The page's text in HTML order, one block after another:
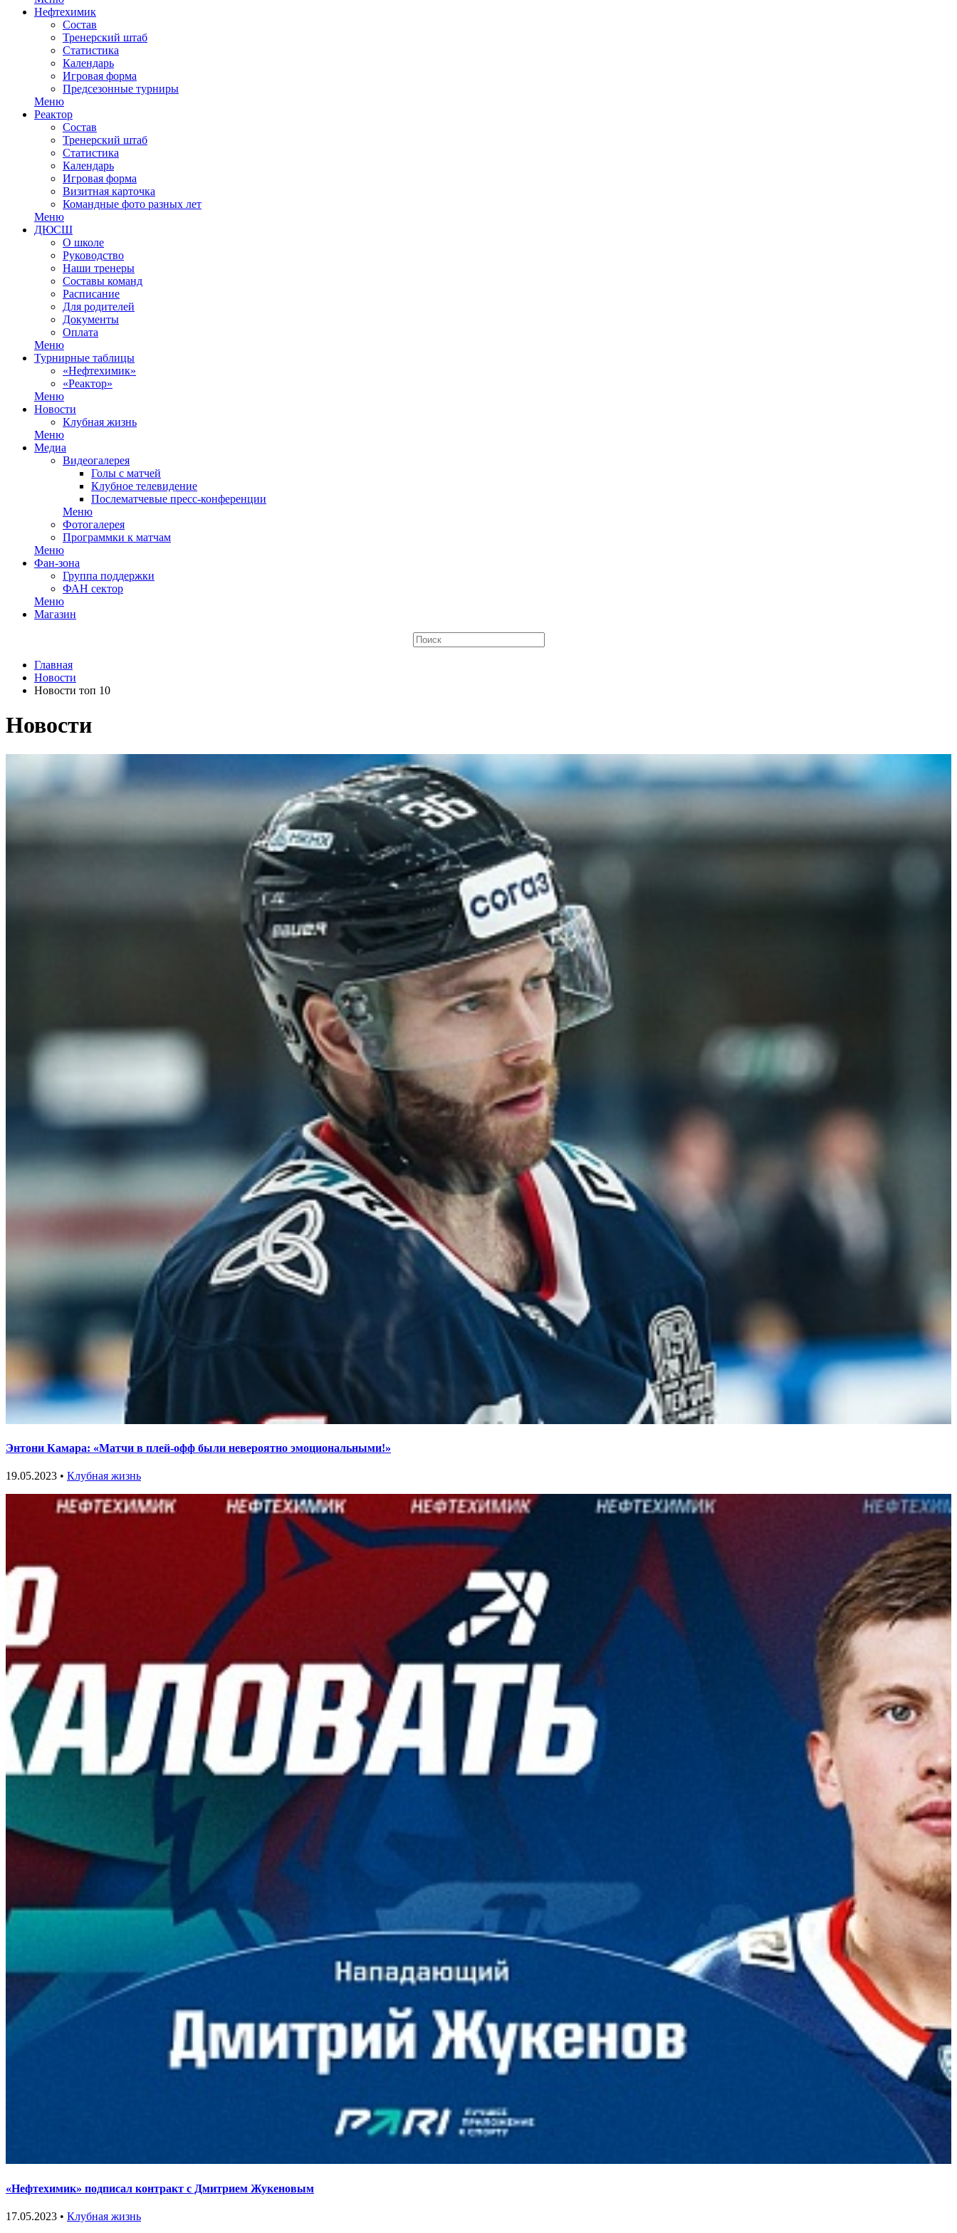
Нефтехимик
Состав
Тренерский штаб
Статистика
Календарь
Игровая форма
Предсезонные турниры
Меню
Реактор
Состав
Тренерский штаб
Статистика
Календарь
Игровая форма
Визитная карточка
Командные фото разных лет
Меню
ДЮСШ
О школе
Руководство
Наши тренеры
Составы команд
Расписание
Для родителей
Документы
Оплата
Меню
Турнирные таблицы
«Нефтехимик»
«Реактор»
Меню
Новости
Клубная жизнь
Меню
Медиа
Видеогалерея
Голы с матчей
Клубное телевидение
Послематчевые пресс-конференции
Меню
Фотогалерея
Программки к матчам
Меню
Фан-зона
Группа поддержки
ФАН сектор
Меню
Магазин
Главная
Новости
Новости топ 10
Новости
Энтони Камара: «Матчи в плей-офф были невероятно эмоциональными!»
19.05.2023 • Клубная жизнь
«Нефтехимик» подписал контракт с Дмитрием Жукеновым
17.05.2023 • Клубная жизнь